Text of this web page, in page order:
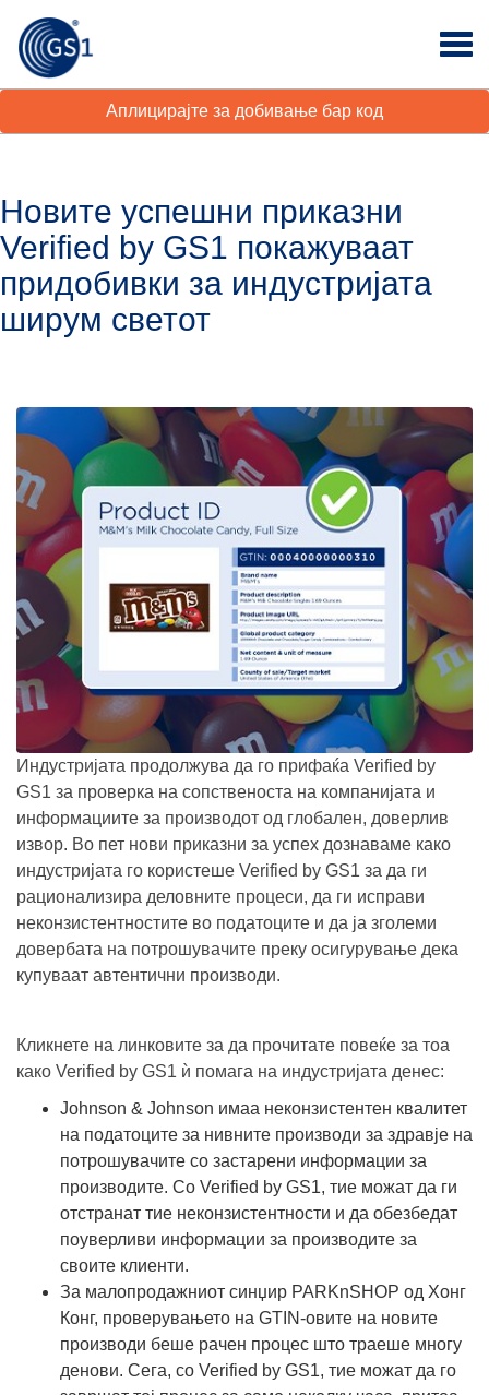
Аплицирајте за добивање бар код
Новите успешни приказни
Verified by GS1 покажуваат
придобивки за индустријата
ширум светот
Индустријата продолжува да го прифаќа Verified by
GS1 за проверка на сопственоста на компанијата и
информациите за производот од глобален, доверлив
извор. Во пет нови приказни за успех дознаваме како
индустријата го користеше Verified by GS1 за да ги
рационализира деловните процеси, да ги исправи
неконзистентностите во податоците и да ја зголеми
довербата на потрошувачите преку осигурување дека
купуваат автентични производи.
Кликнете на линковите за да прочитате повеќе за тоа
како Verified by GS1 ѝ помага на индустријата денес:
Johnson & Johnson имаа неконзистентен квалитет
на податоците за нивните производи за здравје на
потрошувачите со застарени информации за
производите. Со Verified by GS1, тие можат да ги
отстранат тие неконзистентности и да обезбедат
поуверливи информации за производите за
своите клиенти.
За малопродажниот синџир PARKnSHOP од Хонг
Конг, проверувањето на GTIN-овите на новите
производи беше рачен процес што траеше многу
денови. Сега, со Verified by GS1, тие можат да го